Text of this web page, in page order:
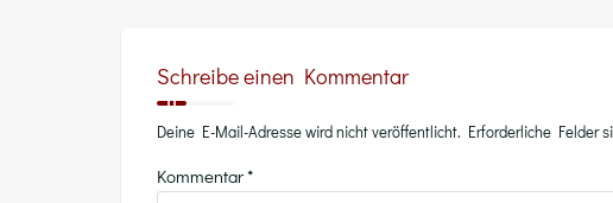
Schreibe einen Kommentar
Deine E-Mail-Adresse wird nicht veröffentlicht. Erforderliche Felder
Kommentar*